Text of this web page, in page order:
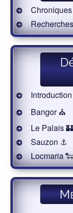
Bangor ⛪️
Le Palais
Sauzon ⚓️
Locmaria